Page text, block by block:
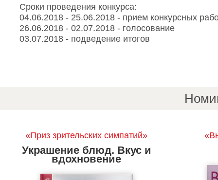
Сроки проведения конкурса:
04.06.2018 - 25.06.2018 - прием конкурсных
26.06.2018 - 02.07.2018 - голосование
03.07.2018 - подведение итогов
«Приз зрительских симпатий»
Украшение блюд. Вкус и
вдохновение